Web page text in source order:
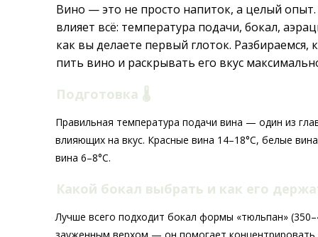
Вино — это не просто напиток, а целый опыт.
влияет всё: температура подачи, бокал,
как вы делаете первый глоток. Разбираемся,
пить вино и раскрывать его вкус
Подготовка 🌡️
Правильная температура подачи вина — один из
влияющих на вкус. Красные вина 14–18°C, белые
вина 6–8°C.
Какой бокал выбрать и как его
Лучше всего подходит бокал формы «тюльпан»